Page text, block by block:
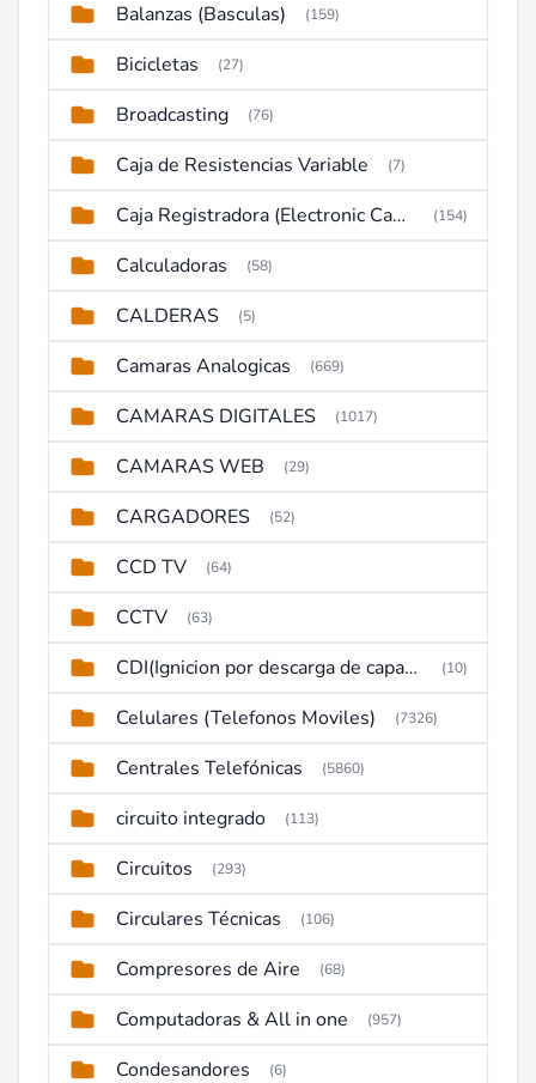
Balanzas (Basculas) (159)
Bicicletas (27)
Broadcasting (76)
Caja de Resistencias Variable (7)
Caja Registradora (Electronic Cash Register) (154)
Calculadoras (58)
CALDERAS (5)
Camaras Analogicas (669)
CAMARAS DIGITALES (1017)
CAMARAS WEB (29)
CARGADORES (52)
CCD TV (64)
CCTV (63)
CDI(Ignicion por descarga de capacitor) (10)
Celulares (Telefonos Moviles) (7326)
Centrales Telefónicas (5860)
circuito integrado (113)
Circuitos (293)
Circulares Técnicas (106)
Compresores de Aire (68)
Computadoras & All in one (957)
Condesandores (6)